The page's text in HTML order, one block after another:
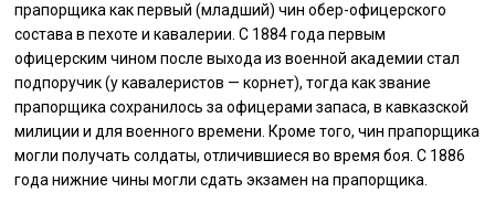
прапорщика как первый (младший) чин обер-офицерского
состава в пехоте и кавалерии. С 1884 года первым
офицерским чином после выхода из военной академии стал
подпоручик (у кавалеристов — корнет), тогда как звание
прапорщика сохранилось за офицерами запаса, в кавказской
милиции и для военного времени. Кроме того, чин прапорщика
могли получать солдаты, отличившиеся во время боя. С 1886
года нижние чины могли сдать экзамен на прапорщика.